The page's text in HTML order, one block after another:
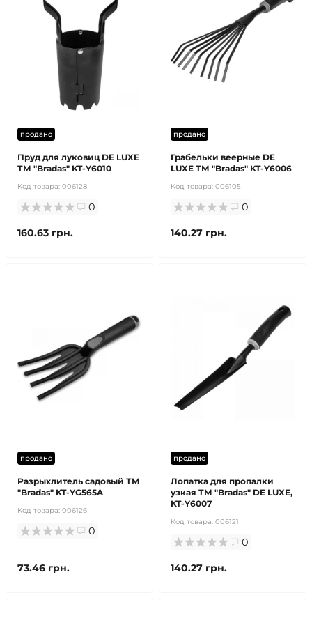
продано
Пруд для луковиц DE LUXE
ТМ "Bradas" KT-Y6010
Код товара: 006128
0
160.63 грн.
продано
Грабельки веерные DE
LUXE ТМ "Bradas" KT-Y6006
Код товара: 006105
0
140.27 грн.
продано
Разрыхлитель садовый ТМ
"Bradas" KT-YG565A
Код товара: 006126
0
73.46 грн.
продано
Лопатка для пропалки
узкая ТМ "Bradas" DE LUXE,
KT-Y6007
Код товара: 006121
0
140.27 грн.